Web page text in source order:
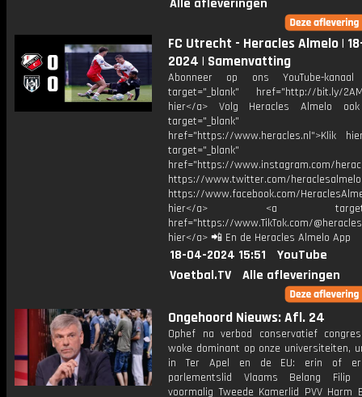
Alle afleveringen
FC Utrecht - Heracles Almelo |
2024 | Samenvatting
Abonneer op ons YouTube-
target="_blank" href="http://bit.ly/
hier</a> Volg Heracles Almelo
target="_blank"
href="https://www.heracles.nl">Klik
target="_blank"
href="https://www.instagram.com/
https://www.twitter.com/heraclesalmelo
https://www.facebook.com/
hier</a> <a
href="https://www.TikTok.com/
hier</a> 📲 En de Heracles Almelo App
18-04-2024 15:51
YouTube
Voetbal.TV
Alle afleveringen
Ongehoord Nieuws: Afl. 24
Ophef na verbod conservatief
woke dominant op onze universiteiten,
in Ter Apel en de EU: erin of
parlementslid Vlaams Belang Filip
voormalig Tweede Kamerlid PVV Harm